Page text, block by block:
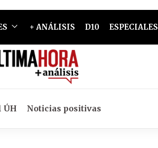
+ ANÁLISIS D10 ESPECIALES
ÚH Noticias positivas